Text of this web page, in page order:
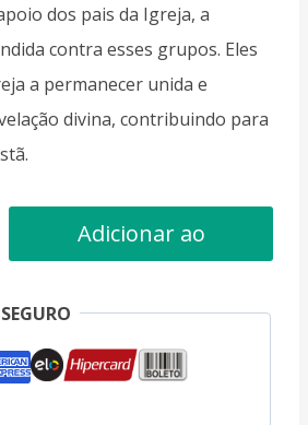
dos pais da Igreja, a
contra esses grupos. Eles
a permanecer unida e
divina, contribuindo para
Adicionar ao